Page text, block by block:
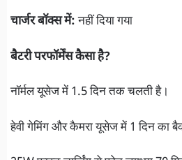
चार्जर बॉक्स में:नहीं दिया गया
बैटरी परफॉर्मेंस कैसा है?
नॉर्मल यूसेज में 1.5 दिन तक चलती है।
हेवी गेमिंग और कैमरा यूसेज में 1 दिन का